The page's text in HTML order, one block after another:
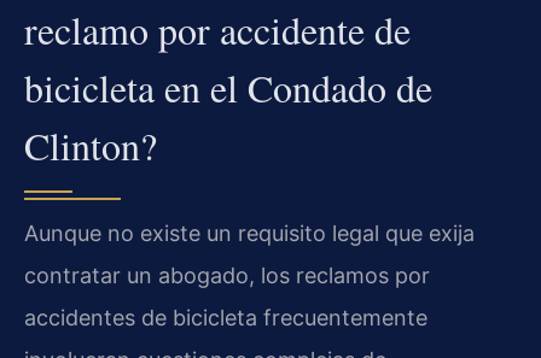
reclamo por accidente de
bicicleta en el Condado de
Clinton?
Aunque no existe un requisito legal que exija
contratar un abogado, los reclamos por
accidentes de bicicleta frecuentemente